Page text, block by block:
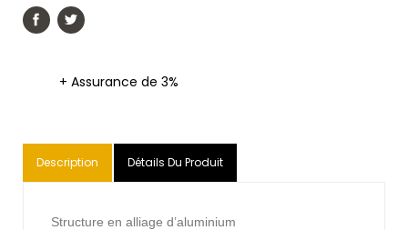
+ Assurance de 3%
Description Détails Du Produit
Structure en alliage d’aluminium